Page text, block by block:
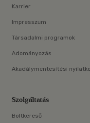
Karrier
Impresszum
Társadalmi programok
Adományozás
Akadálymentesítési
Szolgáltatás
Boltkereső